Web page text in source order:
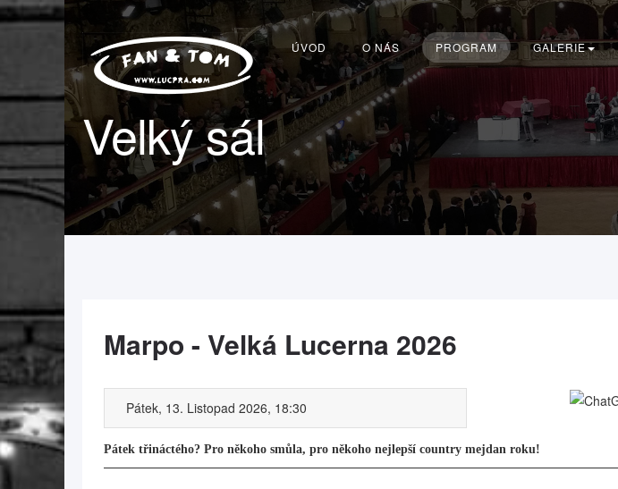
ÚVOD O NÁS PROGRAM GALERIE
Velký sál
Marpo - Velká Lucerna 2026
Pátek, 13. Listopad 2026, 18:30
Pátek třináctého? Pro někoho smůla, pro někoho nejlepší country mejdan roku!